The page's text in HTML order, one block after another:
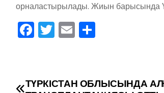
орналастырылады. Жиын барысында
F
a
e
T
w
er
E
m
l а
НТҮРКІСТАН ОБЛЫСЫНДА